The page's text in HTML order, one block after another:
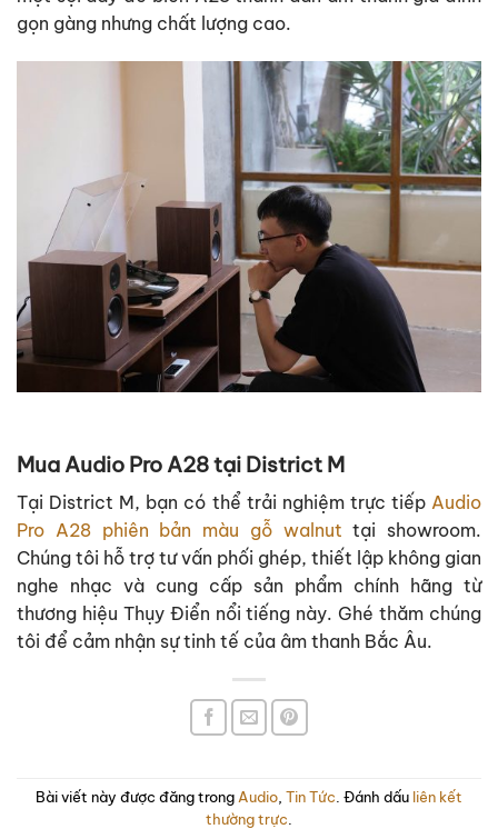
gọn gàng nhưng chất lượng cao.
Mua Audio Pro A28 tại District M
Tại District M, bạn có thể trải nghiệm trực tiếp Audio
Pro A28 phiên bản màu gỗ walnut tại showroom.
Chúng tôi hỗ trợ tư vấn phối ghép, thiết lập không gian
nghe nhạc và cung cấp sản phẩm chính hãng từ
thương hiệu Thụy Điển nổi tiếng này. Ghé thăm chúng
tôi để cảm nhận sự tinh tế của âm thanh Bắc Âu.
Bài viết này được đăng trong Audio Tin Tức . Đánh dấu liên kết
thường trực